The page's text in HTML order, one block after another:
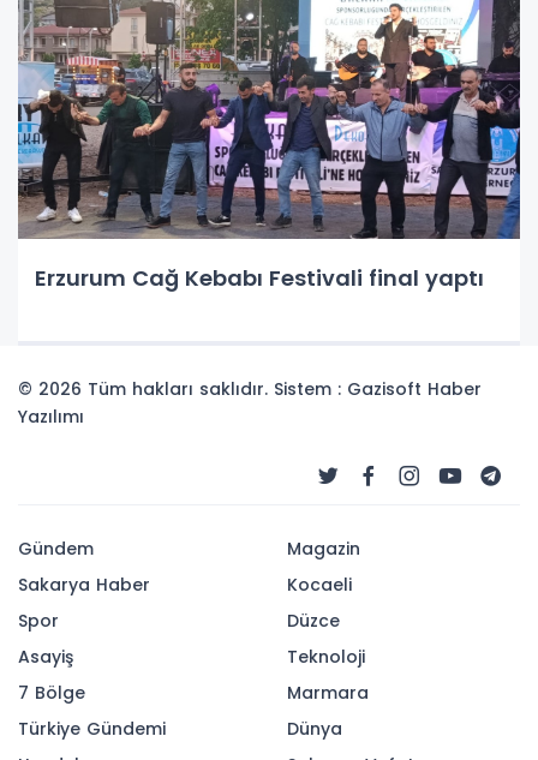
Erzurum Cağ Kebabı Festivali final yaptı
© 2026 Tüm hakları saklıdır. Sistem : Gazisoft Haber
Yazılımı
Gündem
Sakarya Haber
Spor
Asayiş
7 Bölge
Türkiye Gündemi
Magazin
Kocaeli
Düzce
Teknoloji
Marmara
Dünya